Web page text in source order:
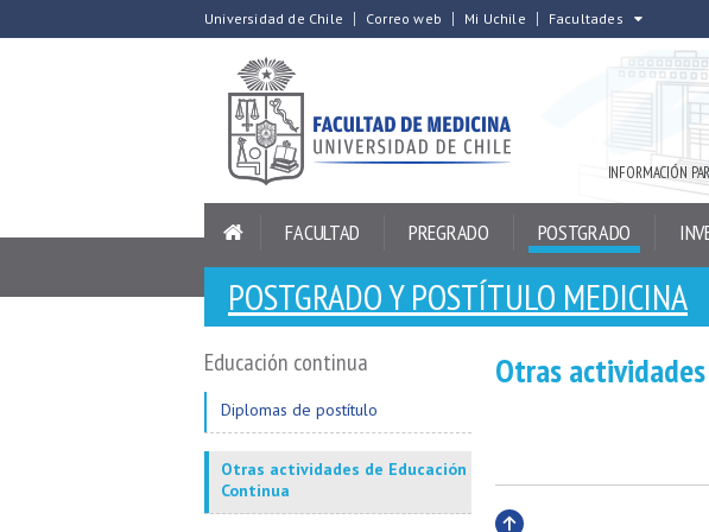
Universidad de Chile Correo web Mi Uchile Facultades
INFORMACIÓN
FACULTAD PREGRADO POSTGRADO
POSTGRADO Y POSTÍTULO MEDICINA
Educación continua
Diplomas de postítulo
Otras actividades de Educación
Continua
Otras